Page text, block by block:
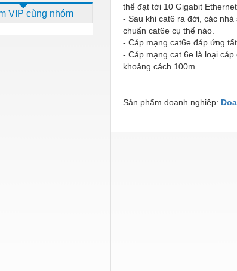
VIP cùng nhóm
thể đạt tới 10 Gigabit
- Sau khi cat6 ra đời, các
chuẩn cat6e cụ thể nào.
- Cáp mạng cat6e đáp ứng
- Cáp mạng cat 6e là loại
khoảng cách 100m.
Sản phẩm doanh nghiệp: